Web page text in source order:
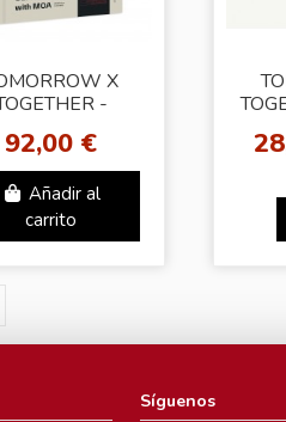
X
-
STORY DVD]
Weverse
92,00 €
Añadir al
carrito
Síguenos